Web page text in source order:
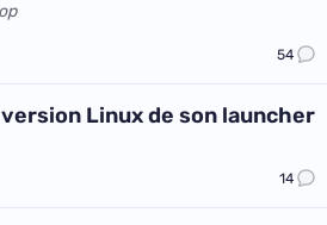
54
version Linux de son launcher
14